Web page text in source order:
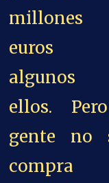
euros
algunos
ellos.
gente no
compra